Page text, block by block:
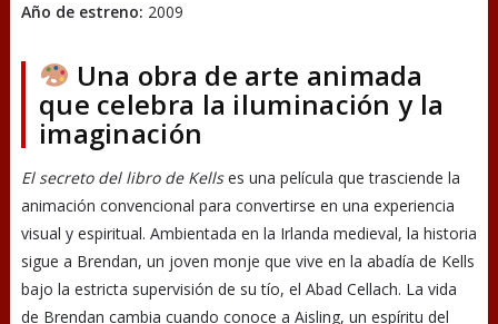
Año de estreno: 2009
Una obra de arte animada
que celebra la iluminación y la
imaginación
El secreto del libro de Kellses una película que trasciende la
animación convencional para convertirse en una experiencia
visual y espiritual. Ambientada en la Irlanda medieval, la historia
sigue a Brendan, un joven monje que vive en la abadía de Kells
bajo la estricta supervisión de su tío, el Abad Cellach. La vida
de Brendan cambia cuando conoce a Aisling, un espíritu del